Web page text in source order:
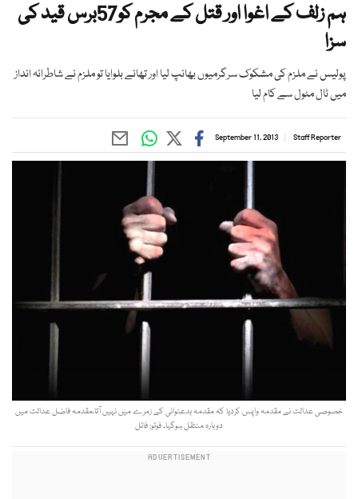
ہم زلف کے اغوا اور قتل کے مجرم کو57برس قید کی
سزا
پولیس نے ملزم کی مشکوک سرگرمیوں بھانپ لیا اور تھانے بلوایا تو ملزم نے شاطرانہ انداز
میں ٹال مٹول سے کام لیا
Staff Reporter
September 11, 2013
خصوصی عدالت نے مقدمہ واپس کردیا کہ مقدمہ بدعنوانی کے زمرے میں نہیں آتا،مقدمہ فاضل عدالت میں
دوبارہ منتقل ہوگیا۔ فوٹو: فائل